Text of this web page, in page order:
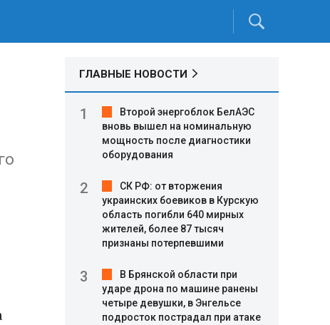
ГЛАВНЫЕ НОВОСТИ
Второй энергоблок БелАЭС
вновь вышел на номинальную
мощность после диагностики
оборудования
СК РФ: от вторжения
украинских боевиков в Курскую
область погибли 640 мирных
жителей, более 87 тысяч
признаны потерпевшими
В Брянской области при
ударе дрона по машине ранены
четыре девушки, в Энгельсе
подросток пострадал при атаке